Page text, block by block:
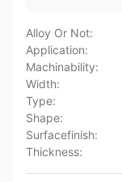
Alloy Or Not:
Application:
Machinability:
Width:
Type:
Shape:
Surfacefinish:
Thickness: